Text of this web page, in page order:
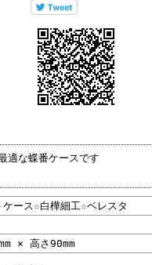
適な蝶番ケースです
ース☆白樺細工☆ベレスタ
× 高さ90mm